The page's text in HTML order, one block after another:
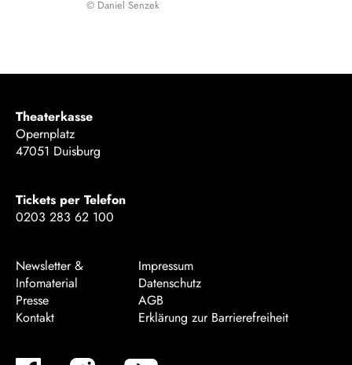
© Daniel Senzek
Theaterkasse
Opernplatz
47051 Duisburg
Tickets per Telefon
0203 283 62 100
Newsletter &
Infomaterial
Presse
Kontakt
Impressum
Datenschutz
AGB
Erklärung zur Barrierefreiheit